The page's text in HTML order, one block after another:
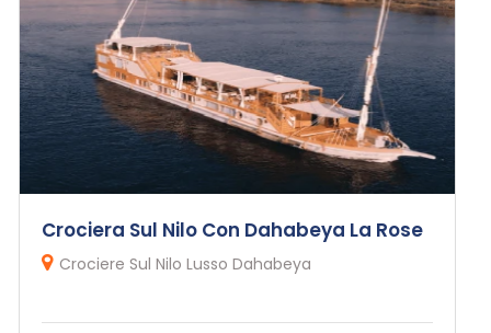
Crociera Sul Nilo Con Dahabeya La Rose
Crociere Sul Nilo Lusso Dahabeya